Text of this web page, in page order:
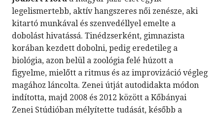
legelismertebb, aktív hangszeres női zenésze, aki
kitartó munkával és szenvedéllyel emelte a
dobolást hivatássá. Tinédzserként, gimnazista
korában kezdett dobolni, pedig eredetileg a
biológia, azon belül a zoológia felé húzott a
figyelme, mielőtt a ritmus és az improvizáció végleg
magához láncolta. Zenei útját autodidakta módon
indította, majd 2008 és 2012 között a Kőbányai
Zenei Stúdióban mélyítette tudását, később a